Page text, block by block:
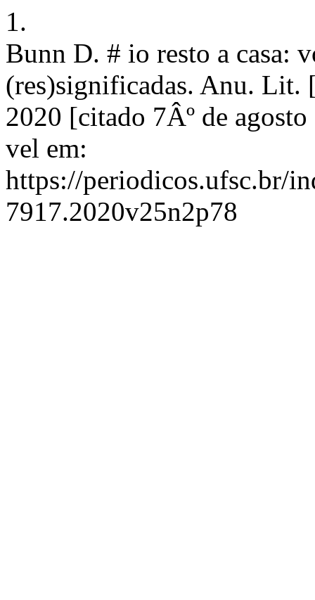
1.
Bunn D. # io resto a casa:
(res)significadas. Anu. Lit.
2020 [citado 7Âº de
vel em:
https://periodicos.ufsc.br/
7917.2020v25n2p78